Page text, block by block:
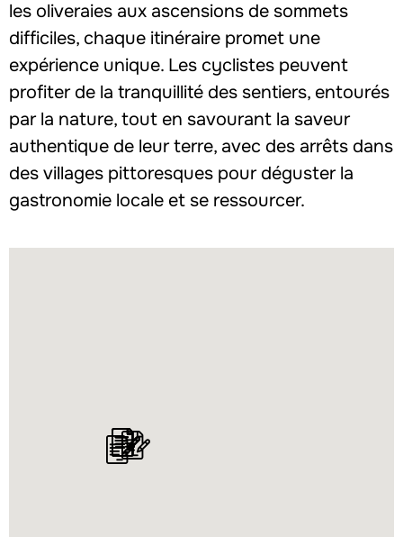
les oliveraies aux ascensions de sommets
difficiles, chaque itinéraire promet une
expérience unique. Les cyclistes peuvent
profiter de la tranquillité des sentiers, entourés
par la nature, tout en savourant la saveur
authentique de leur terre, avec des arrêts dans
des villages pittoresques pour déguster la
gastronomie locale et se ressourcer.